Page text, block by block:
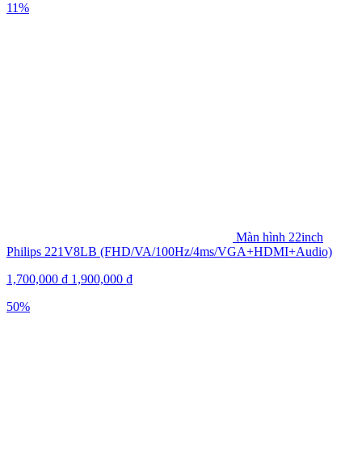
11%
Màn hình 22inch
Philips 221V8LB (FHD/VA/100Hz/4ms/VGA+HDMI+Audio)
1,700,000 ₫ 1,900,000 ₫
50%